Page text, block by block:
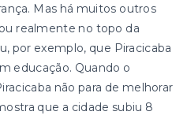
Mas há muitos outros
realmente no topo da
por exemplo, que Piracicaba
educação. Quando o
não para de melhorar
que a cidade subiu 8